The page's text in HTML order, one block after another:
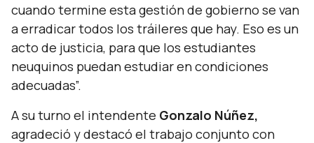
cuando termine esta gestión de gobierno se van
a erradicar todos los tráileres que hay. Eso es un
acto de justicia, para que los estudiantes
neuquinos puedan estudiar en condiciones
adecuadas”.
A su turno el intendente Gonzalo Núñez,
agradeció y destacó el trabajo conjunto con